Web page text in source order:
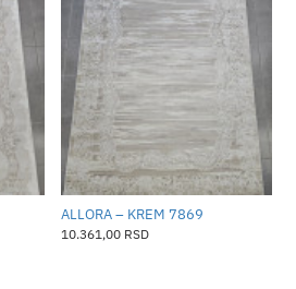
ALLORA – KREM 7869
10.361,00 RSD